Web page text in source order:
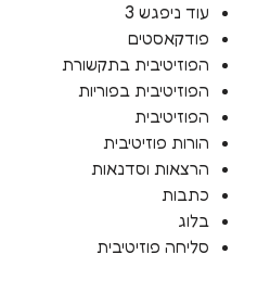
עוד ניפגש 3
פודקאסטים
הפוזיטיבית בתקשורת
הפוזיטיבית בפוריות
הפוזיטיבית
הורות פוזיטיבית
הרצאות וסדנאות
כתבות
בלוג
סליחה פוזיטיבית